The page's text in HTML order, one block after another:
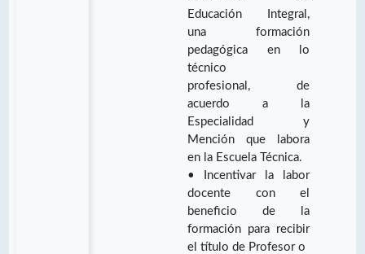
Educación Integral,
una formación
pedagógica en lo
técnico
profesional, de
acuerdo a la
Especialidad y
Mención que labora
en la Escuela Técnica.
• Incentivar la labor
docente con el
beneficio de la
formación para recibir
el título de Profesor o